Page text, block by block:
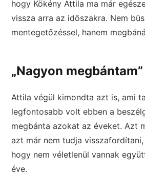
hogy Kökény Attila ma már
vissza arra az időszakra. Nem
mentegetőzéssel, hanem
„Nagyon megbántam”
Attila végül kimondta azt is, ami
legfontosabb volt ebben a
megbánta azokat az éveket. Azt
azt már nem tudja
hogy nem véletlenül vannak
éve.